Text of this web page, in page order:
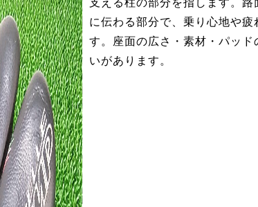
支える柱の部分を指します。
に伝わる部分で、乗り心地や疲
す。座面の広さ・素材・パッド
いがあります。